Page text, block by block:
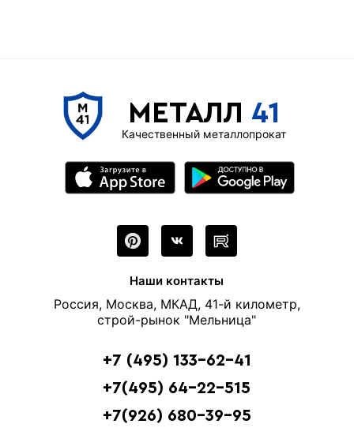
МЕТАЛЛ 41
Качественный металлопрокат
Наши контакты
Россия, Москва, МКАД, 41-й километр,
строй-рынок "Мельница"
+7 (495) 133-62-41
+7(495) 64-22-515
+7(926) 680-39-95